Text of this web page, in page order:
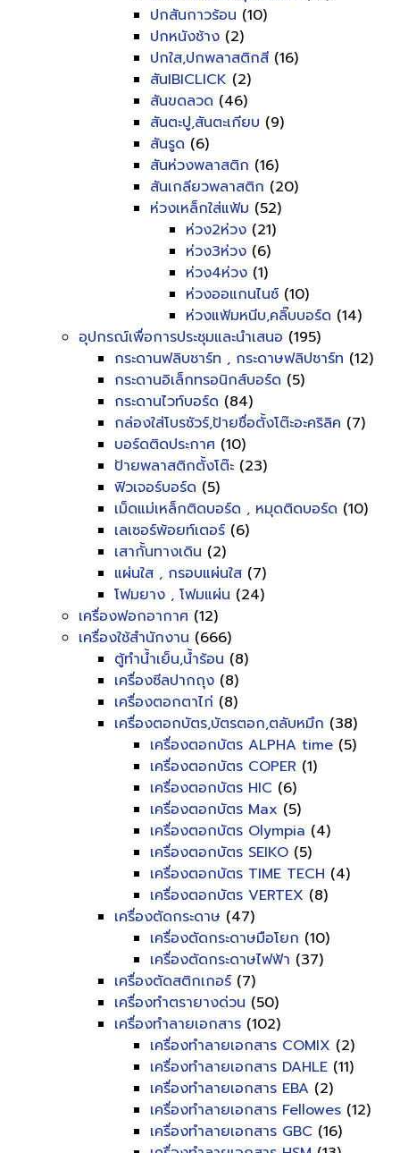
ปกสันกาวร้อน (10)
ปกหนังช้าง (2)
ปกใส,ปกพลาสติกสี (16)
สันIBICLICK (2)
สันขดลวด (46)
สันตะปู,สันตะเกียบ (9)
สันรูด (6)
สันห่วงพลาสติก (16)
สันเกลียวพลาสติก (20)
ห่วงเหล็กใส่แฟ้ม (52)
ห่วง2ห่วง (21)
ห่วง3ห่วง (6)
ห่วง4ห่วง (1)
ห่วงออแกนไนซ์ (10)
ห่วงแฟ้มหนีบ,คลิ๊บบอร์ด (14)
อุปกรณ์เพื่อการประชุมและนำเสนอ (195)
กระดานฟลิบชาร์ท , กระดาษฟลิปชาร์ท (12)
กระดานอิเล็กทรอนิกส์บอร์ด (5)
กระดานไวท์บอร์ด (84)
กล่องใส่โบรชัวร์,ป้ายชื่อตั้งโต๊ะอะคริลิค (7)
บอร์ดติดประกาศ (10)
ป้ายพลาสติกตั้งโต๊ะ (23)
ฟิวเจอร์บอร์ด (5)
เม็ดแม่เหล็กติดบอร์ด , หมุดติดบอร์ด (10)
เลเซอร์พ้อยท์เตอร์ (6)
เสากั้นทางเดิน (2)
แผ่นใส , กรอบแผ่นใส (7)
โฟมยาง , โฟมแผ่น (24)
เครื่องฟอกอากาศ (12)
เครื่องใช้สำนักงาน (666)
ตู้ทำน้ำเย็น,น้ำร้อน (8)
เครื่องซีลปากถุง (8)
เครื่องตอกตาไก่ (8)
เครื่องตอกบัตร,บัตรตอก,ตลับหมึก (38)
เครื่องตอกบัตร ALPHA time (5)
เครื่องตอกบัตร COPER (1)
เครื่องตอกบัตร HIC (6)
เครื่องตอกบัตร Max (5)
เครื่องตอกบัตร Olympia (4)
เครื่องตอกบัตร SEIKO (5)
เครื่องตอกบัตร TIME TECH (4)
เครื่องตอกบัตร VERTEX (8)
เครื่องตัดกระดาษ (47)
เครื่องตัดกระดาษมือโยก (10)
เครื่องตัดกระดาษไฟฟ้า (37)
เครื่องตัดสติกเกอร์ (7)
เครื่องทำตรายางด่วน (50)
เครื่องทำลายเอกสาร (102)
เครื่องทำลายเอกสาร COMIX (2)
เครื่องทำลายเอกสาร DAHLE (11)
เครื่องทำลายเอกสาร EBA (2)
เครื่องทำลายเอกสาร Fellowes (12)
เครื่องทำลายเอกสาร GBC (16)